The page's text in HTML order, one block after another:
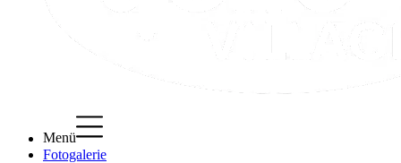
Menü
Fotogalerie